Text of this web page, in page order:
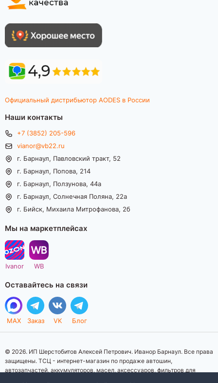
Официальный дистрибьютор AODES в России
Наши контакты
+7 (3852) 205-596
vianor@vb22.ru
г. Барнаул, Павловский тракт, 52
г. Барнаул, Попова, 214
г. Барнаул, Ползунова, 44а
г. Барнаул, Солнечная Поляна, 22а
г. Бийск, Михаила Митрофанова, 2б
Мы на маркетплейсах
Ivanor WB
Оставайтесь на связи
MAX Заказ VK Блог
© 2026. ИП Шерстобитов Алексей Петрович. Иванор Барнаул. Все права
защищены. ТСЦ - интернет-магазин по продаже автошин,
автозапчастей, аккумуляторов, масел, аксессуаров, фильтров для